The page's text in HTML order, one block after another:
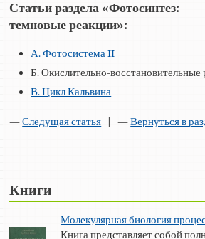
Статьи раздела «Фотосинтез:
темновые реакции»:
А. Фотосистема II
Б. Окислительно-восстановительные
В. Цикл Кальвина
—Следущая статья | —Вернуться в
Книги
Молекулярная биология
Книга представляет собой